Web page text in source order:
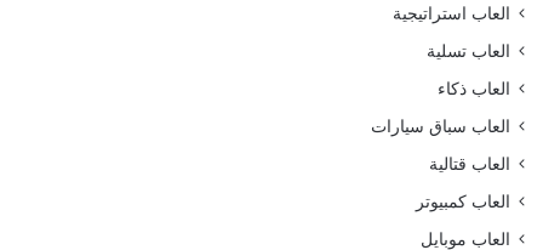
العاب استراتيجية
العاب تسلية
العاب ذكاء
العاب سباق سيارات
العاب قتالية
العاب كمبيوتر
العاب موبايل